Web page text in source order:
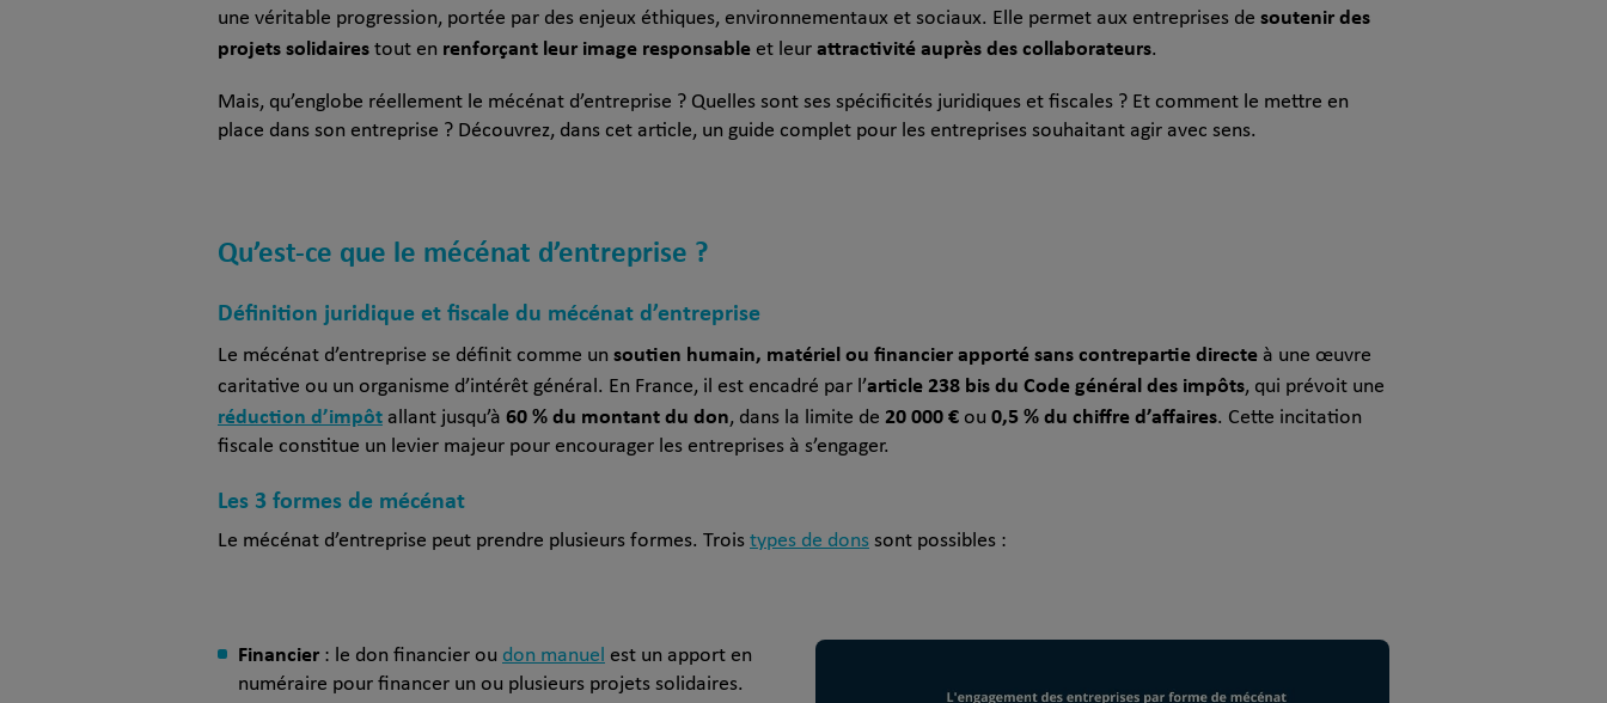
une véritable progression, portée par des enjeux éthiques, environnementaux et sociaux. Elle permet aux entreprises de soutenir des
projets solidaires tout en renforçant leur image responsable et leur attractivité auprès des collaborateurs.
Mais, qu’englobe réellement le mécénat d’entreprise ? Quelles sont ses spécificités juridiques et fiscales ? Et comment le mettre en
place dans son entreprise ? Découvrez, dans cet article, un guide complet pour les entreprises souhaitant agir avec sens.
Qu’est-ce que le mécénat d’entreprise ?
Définition juridique et fiscale du mécénat d’entreprise
Le mécénat d’entreprise se définit comme un soutien humain, matériel ou financier apporté sans contrepartie directe à une œuvre
caritative ou un organisme d’intérêt général. En France, il est encadré par l’article 238 bis du Code général des impôts, qui prévoit une
réduction d’impôt allant jusqu’à 60 % du montant du don, dans la limite de 20 000 € ou 0,5 % du chiffre d’affaires. Cette incitation
fiscale constitue un levier majeur pour encourager les entreprises à s’engager.
Les 3 formes de mécénat
Le mécénat d’entreprise peut prendre plusieurs formes. Trois types de dons sont possibles :
Financier : le don financier ou don manuel est un apport en
numéraire pour financer un ou plusieurs projets solidaires.